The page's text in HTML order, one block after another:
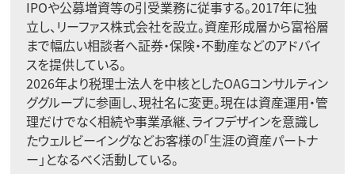
IPOや公募増資等の引受業務に従事する。2017年に独
立し、リーファス株式会社を設立。資産形成層から富裕層
まで幅広い相談者へ証券・保険・不動産などのアドバイ
スを提供している。
2026年より税理士法人を中核としたOAGコンサルティン
ググループに参画し、現社名に変更。現在は資産運用・管
理だけでなく相続や事業承継、ライフデザインを意識し
たウェルビーイングなどお客様の「生涯の資産パートナ
ー」となるべく活動している。